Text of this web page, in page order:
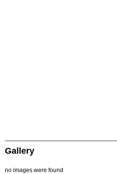
Gallery
no images were found